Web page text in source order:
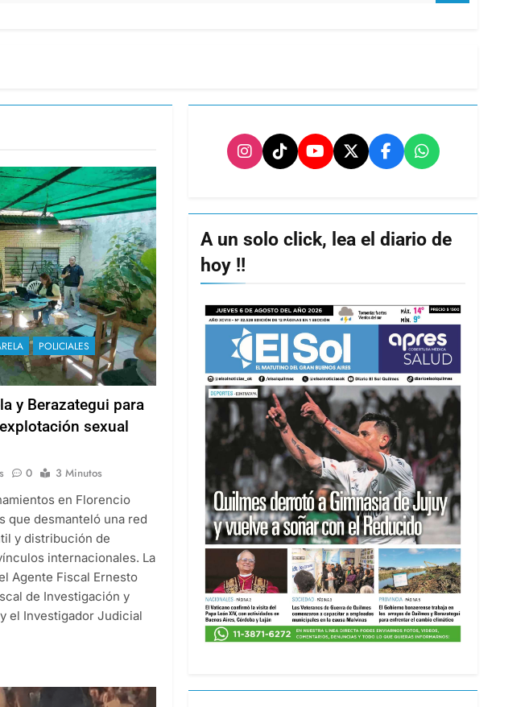
POLICIALES
y Berazategui para
sexual
0
3 Minutos
en Florencio
que desmanteló una red
y distribución de
internacionales. La
Agente Fiscal Ernesto
de Investigación y
el Investigador Judicial
A un solo click, lea el diario de
hoy !!